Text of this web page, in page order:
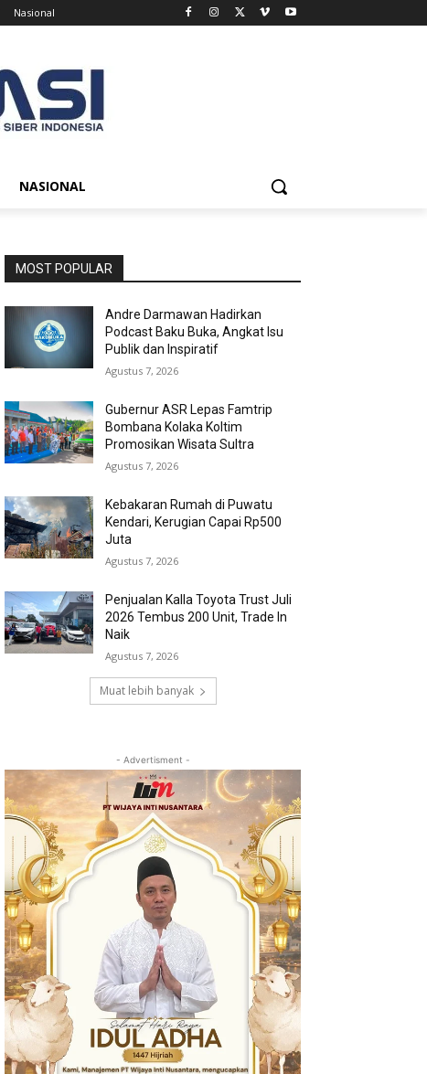
Nasional
NASIONAL
MOST POPULAR
Andre Darmawan Hadirkan
Podcast Baku Buka, Angkat Isu
Publik dan Inspiratif
Agustus 7, 2026
Gubernur ASR Lepas Famtrip
Bombana Kolaka Koltim
Promosikan Wisata Sultra
Agustus 7, 2026
Kebakaran Rumah di Puwatu
Kendari, Kerugian Capai Rp500
Juta
Agustus 7, 2026
Penjualan Kalla Toyota Trust Juli
2026 Tembus 200 Unit, Trade In
Naik
Agustus 7, 2026
Muat lebih banyak
- Advertisment -